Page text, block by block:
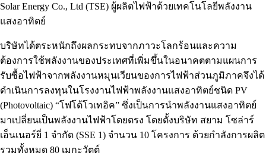
Solar Energy Co., Ltd (TSE) ผู้ผลิตไฟฟ้าด้วยเทคโนโลยีพลังงาน
แสงอาทิตย์
บริษัทได้ตระหนักถึงผลกระทบจากภาวะโลกร้อนและความ
ต้องการใช้พลังงานของประเทศที่เพิ่มขึ้นในอนาคตตามแผนการ
รับซื้อไฟฟ้าจากพลังงานหมุนเวียนของการไฟฟ้าส่วนภูมิภาคจึงได้
ดำเนินการลงทุนในโรงงานไฟฟ้าพลังงานแสงอาทิตย์ชนิด PV
(Photovoltaic) “โฟโต้โวเทอิค” ซึ่งเป็นการนำพลังงานแสงอาทิตย์
มาเปลี่ยนเป็นพลังงานไฟฟ้าโดยตรง โดยตั้งบริษัท สยาม โซล่าร์
เอ็นเนอร์ยี่ 1 จำกัด (SSE 1) จำนวน 10 โครงการ ด้วยกำลังการผลิต
รวมทั้งหมด 80 เมกะวัตต์